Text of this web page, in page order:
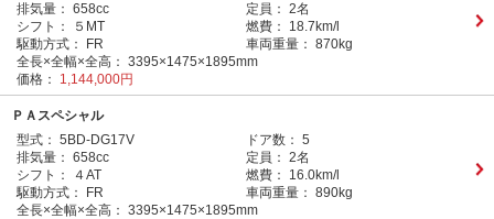
排気量： 658cc 定員： 2名
シフト：
５MT 燃費：
18.7km/l
駆動方式：
FR 車両重量： 870kg
全長×全幅×全高： 3395×1475×1895mm
価格：
1,144,000円
ＰＡスペシャル
型式： 5BD-DG17V ドア数： 5
排気量： 658cc 定員： 2名
シフト：
４AT 燃費：
16.0km/l
駆動方式：
FR 車両重量： 890kg
全長×全幅×全高： 3395×1475×1895mm